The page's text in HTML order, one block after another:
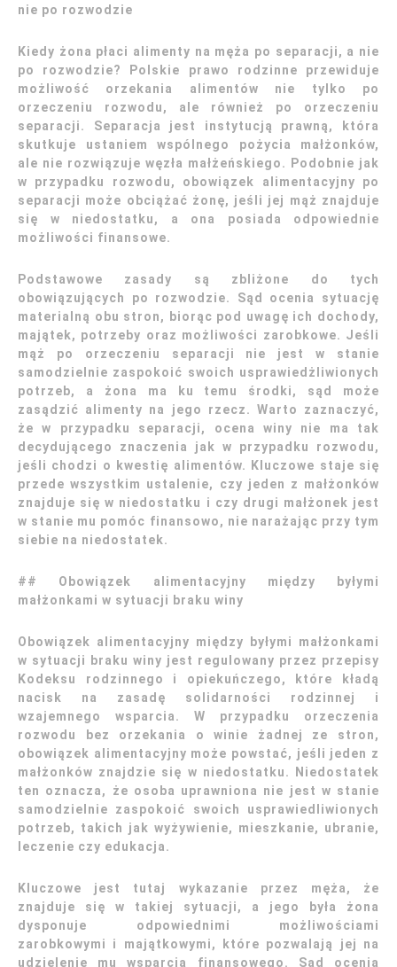
nie po rozwodzie
Kiedy żona płaci alimenty na męża po separacji, a nie
po rozwodzie? Polskie prawo rodzinne przewiduje
możliwość orzekania alimentów nie tylko po
orzeczeniu rozwodu, ale również po orzeczeniu
separacji. Separacja jest instytucją prawną, która
skutkuje ustaniem wspólnego pożycia małżonków,
ale nie rozwiązuje węzła małżeńskiego. Podobnie jak
w przypadku rozwodu, obowiązek alimentacyjny po
separacji może obciążać żonę, jeśli jej mąż znajduje
się w niedostatku, a ona posiada odpowiednie
możliwości finansowe.
Podstawowe zasady są zbliżone do tych
obowiązujących po rozwodzie. Sąd ocenia sytuację
materialną obu stron, biorąc pod uwagę ich dochody,
majątek, potrzeby oraz możliwości zarobkowe. Jeśli
mąż po orzeczeniu separacji nie jest w stanie
samodzielnie zaspokoić swoich usprawiedżliwionych
potrzeb, a żona ma ku temu środki, sąd może
zasądzić alimenty na jego rzecz. Warto zaznaczyć,
że w przypadku separacji, ocena winy nie ma tak
decydującego znaczenia jak w przypadku rozwodu,
jeśli chodzi o kwestię alimentów. Kluczowe staje się
przede wszystkim ustalenie, czy jeden z małżonków
znajduje się w niedostatku i czy drugi małżonek jest
w stanie mu pomóc finansowo, nie narażając przy tym
siebie na niedostatek.
## Obowiązek alimentacyjny między byłymi
małżonkami w sytuacji braku winy
Obowiązek alimentacyjny między byłymi małżonkami
w sytuacji braku winy jest regulowany przez przepisy
Kodeksu rodzinnego i opiekuńczego, które kładą
nacisk na zasadę solidarności rodzinnej i
wzajemnego wsparcia. W przypadku orzeczenia
rozwodu bez orzekania o winie żadnej ze stron,
obowiązek alimentacyjny może powstać, jeśli jeden z
małżonków znajdzie się w niedostatku. Niedostatek
ten oznacza, że osoba uprawniona nie jest w stanie
samodzielnie zaspokoić swoich usprawiedliwionych
potrzeb, takich jak wyżywienie, mieszkanie, ubranie,
leczenie czy edukacja.
Kluczowe jest tutaj wykazanie przez męża, że
znajduje się w takiej sytuacji, a jego była żona
dysponuje odpowiednimi możliwościami
zarobkowymi i majątkowymi, które pozwalają jej na
udzielenie mu wsparcia finansowego. Sąd ocenia